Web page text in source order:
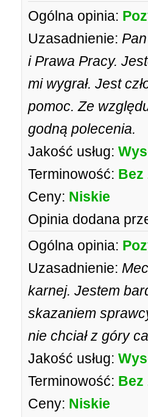
Ogólna opinia:
Uzasadnienie:
i Prawa Pracy.
mi wygrał. Jest
pomoc. Ze
godną polecenia.
Jakość usług:
Terminowość: Bez
Ceny: Niskie
Opinia dodana
Ogólna opinia:
Uzasadnienie:
karnej. Jestem
skazaniem
nie chciał z góry
Jakość usług:
Terminowość: Bez
Ceny: Niskie